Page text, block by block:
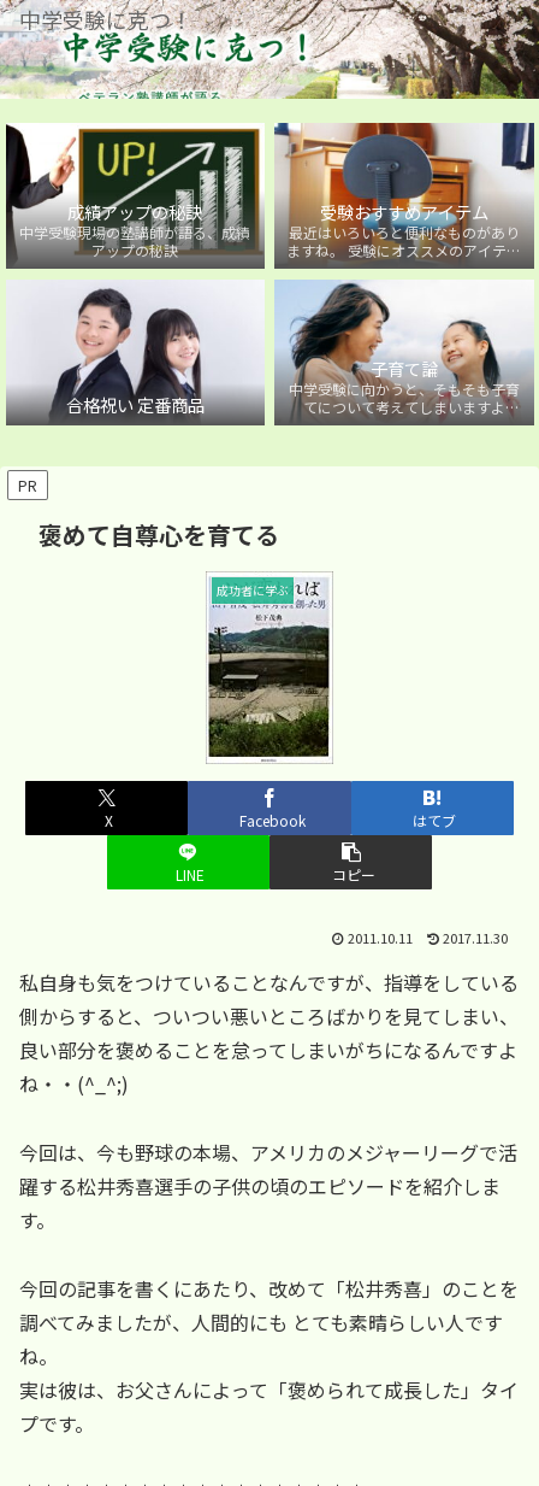
中学受験に克つ！
成績アップの秘訣
中学受験現場の塾講師が語る、成績
アップの秘訣
受験おすすめアイテム
最近はいろいろと便利なものがあり
ますね。 受験にオススメのアイテム
を紹介しています。
合格祝い 定番商品
子育て論
中学受験に向かうと、そもそも子育
てについて考えてしまいますよ
ね・・・。中学受験に向かうお子様
PR
褒めて自尊心を育てる
成功者に学ぶ
X Facebook はてブ
LINE コピー
2011.10.11 2017.11.30
私自身も気をつけていることなんですが、指導をしている
側からすると、ついつい悪いところばかりを見てしまい、
良い部分を褒めることを怠ってしまいがちになるんですよ
ね・・(^_^;)
今回は、今も野球の本場、アメリカのメジャーリーグで活
躍する松井秀喜選手の子供の頃のエピソードを紹介しま
す。
今回の記事を書くにあたり、改めて「松井秀喜」のことを
調べてみましたが、人間的にも とても素晴らしい人です
ね。
実は彼は、お父さんによって「褒められて成長した」タイ
プです。